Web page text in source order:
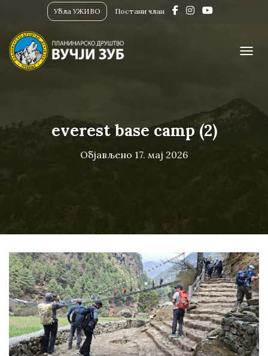
Убла УЖИВО Постани члан
everest base camp (2)
Објављено 17. мај 2026